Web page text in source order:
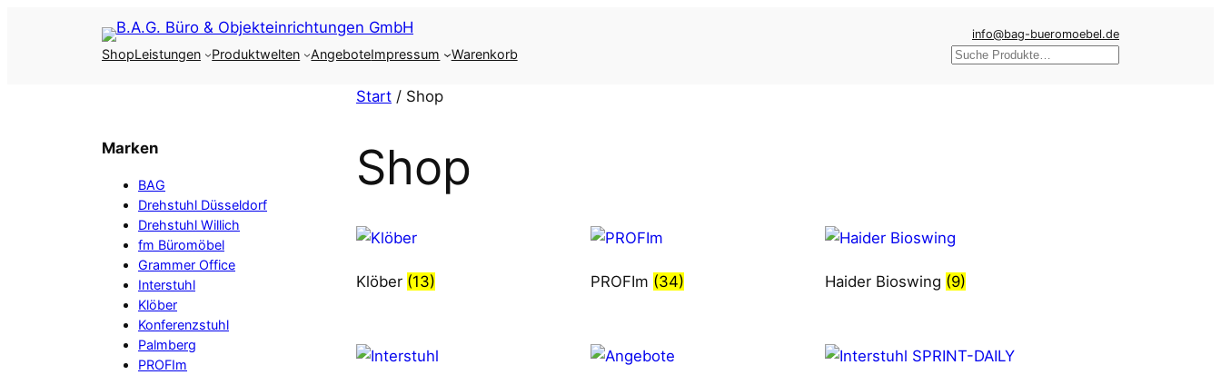
info@bag-bueromoebel.de
ShopLeistungen Produktwelten AngeboteImpressum Warenkorb Suchen
Marken
BAG
Drehstuhl Düsseldorf
Drehstuhl Willich
fm Büromöbel
Grammer Office
Interstuhl
Klöber
Konferenzstuhl
Palmberg
PROFIm
Start / Shop
Shop
Klöber (13) PROFIm (34) Haider Bioswing (9)